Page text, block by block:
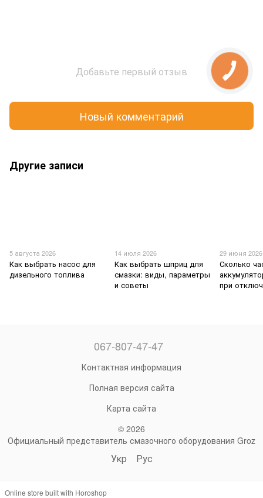
Добавьте первый отзыв
Новый комментарий
Другие записи
5 августа 2026
Как выбрать насос для
дизельного топлива
14 июля 2026
Как выбрать шприц для
смазки: виды, параметры
и советы
29 июня 2026
Сколько
при
067-807-47-47
Контактная информация
Полная версия сайта
Карта сайта
© 2026
Официальный представитель смазочного оборудования Groz
Укр Рус
Online store built with Horoshop